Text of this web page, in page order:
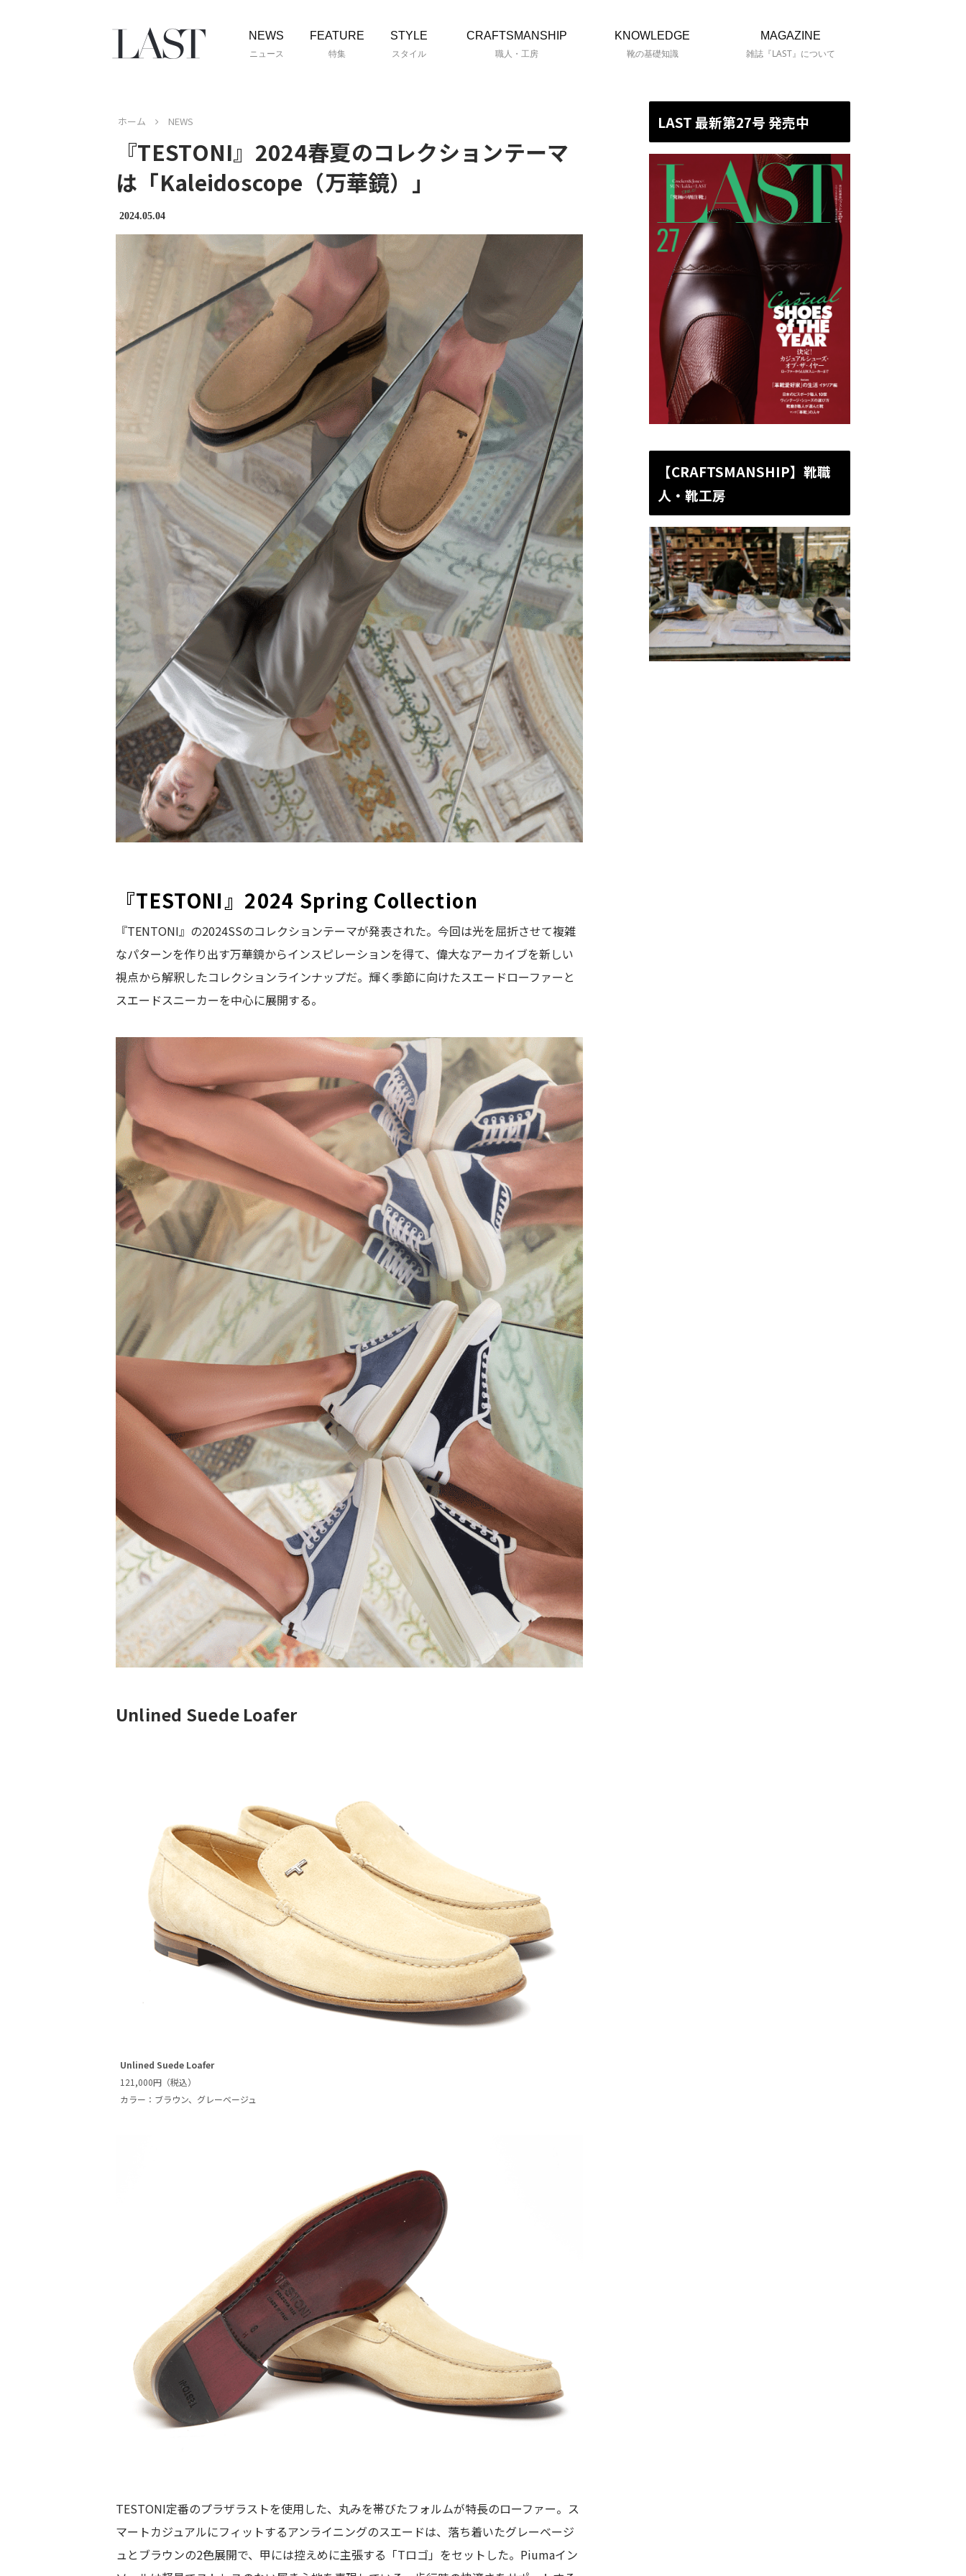
NEWS
ニュース
FEATURE
特集
STYLE
スタイル
CRAFTSMANSHIP
職人・工房
KNOWLEDGE
靴の基礎知識
MAGAZINE
雑誌『LAST』について
ホーム NEWS
『TESTONI』2024春夏のコレクションテーマ
は「Kaleidoscope（万華鏡）」
2024.05.04
『TESTONI』2024 Spring Collection
『TENTONI』の2024SSのコレクションテーマが発表された。今回は光を屈折させて複雑
なパターンを作り出す万華鏡からインスピレーションを得て、偉大なアーカイブを新しい
視点から解釈したコレクションラインナップだ。輝く季節に向けたスエードローファーと
スエードスニーカーを中心に展開する。
Unlined Suede Loafer
Unlined Suede Loafer
121,000円（税込）
カラー：ブラウン、グレーベージュ
TESTONI定番のプラザラストを使⽤した、丸みを帯びたフォルムが特⻑のローファー。ス
マートカジュアルにフィットするアンライニングのスエードは、落ち着いたグレーベージ
ュとブラウンの2色展開で、甲には控えめに主張する「Tロゴ」をセットした。Piumaイン
LAST 最新第27号 発売中
【CRAFTSMANSHIP】靴職
人・靴工房